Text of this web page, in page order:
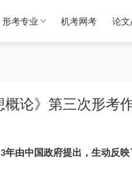
形考专业 机考网考 论
论》第三次形考
年由中国政府提出，生动反